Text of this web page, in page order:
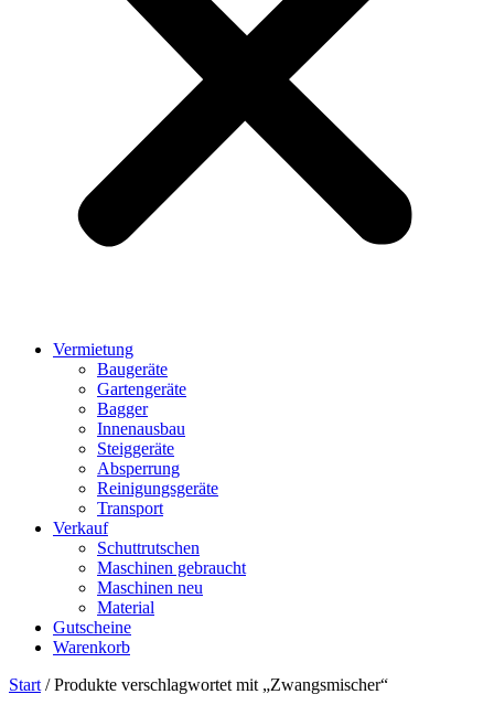
Vermietung
Baugeräte
Gartengeräte
Bagger
Innenausbau
Steiggeräte
Absperrung
Reinigungsgeräte
Transport
Verkauf
Schuttrutschen
Maschinen gebraucht
Maschinen neu
Material
Gutscheine
Warenkorb
Start / Produkte verschlagwortet mit „Zwangsmischer“